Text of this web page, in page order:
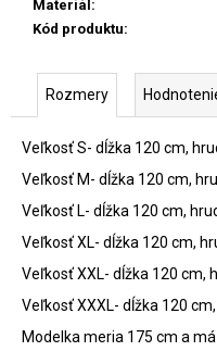
Materiál :
Kód produktu:
Rozmery
Veľkosť S- dĺžka 120 cm,
Veľkosť M- dĺžka 120 cm,
Veľkosť L- dĺžka 120 cm,
Veľkosť XL- dĺžka 120 cm,
Veľkosť XXL- dĺžka 120 cm,
Veľkosť XXXL- dĺžka 120
Modelka meria 175 cm a